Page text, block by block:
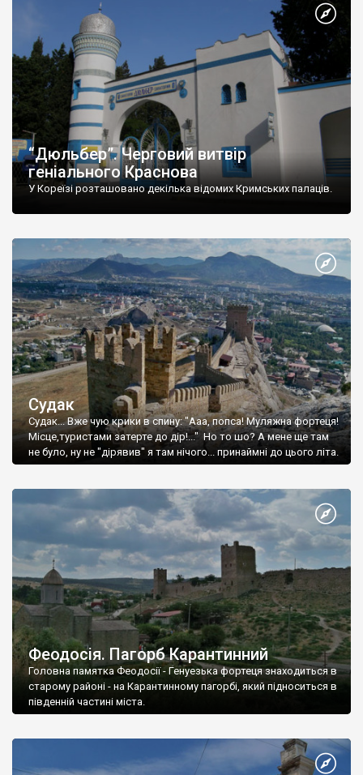
“Дюльбер”. Черговий витвір
геніального Краснова
У Кореїзі розташовано декілька відомих Кримських палаців.
Судак
Судак... Вже чую крики в спину: "Ааа, попса! Муляжна фортеця!
Місце,туристами затерте до дір!..." Но то шо? А мене ще там
не було, ну не "дірявив" я там нічого... принаймні до цього літа.
Феодосія. Пагорб Карантинний
Головна памятка Феодосії - Генуезька фортеця знаходиться в
старому районі - на Карантинному пагорбі, який підноситься в
південній частині міста.